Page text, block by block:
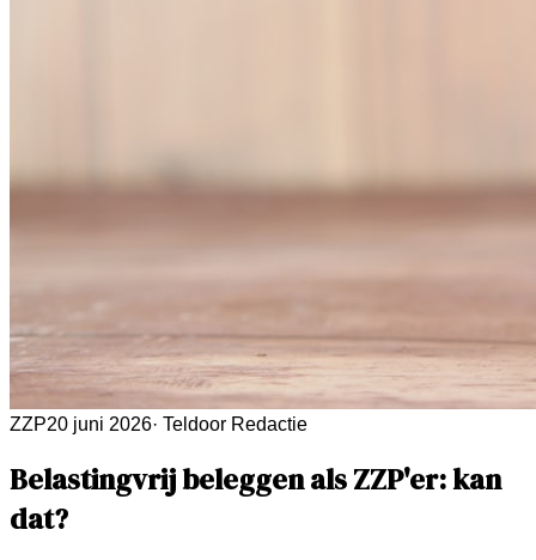
ZZP20 juni 2026· Teldoor Redactie
Belastingvrij beleggen als ZZP'er: kan
dat?